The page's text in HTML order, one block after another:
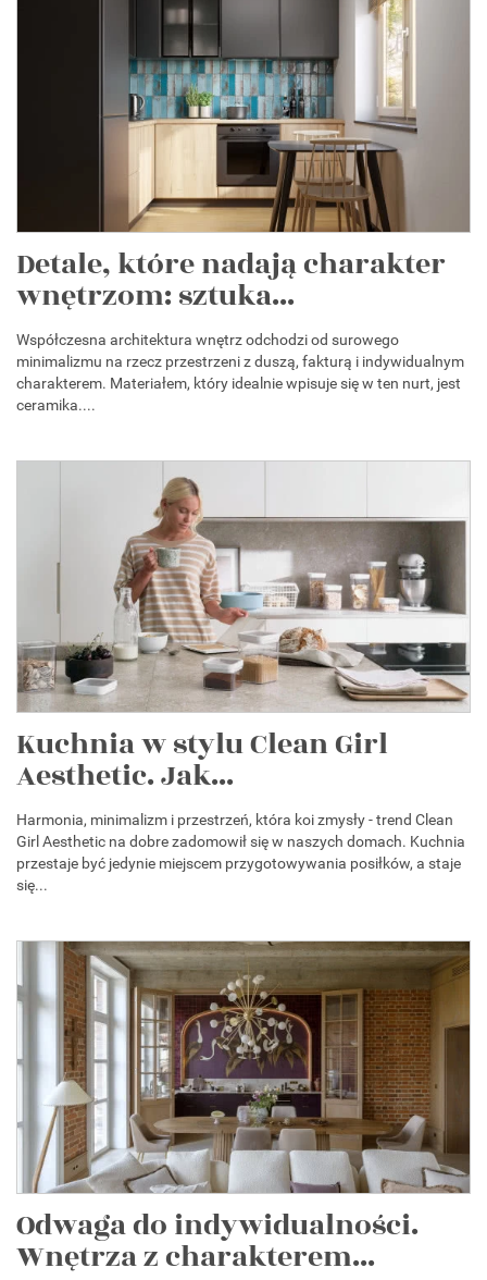
Detale, które nadają charakter
wnętrzom: sztuka...
Współczesna architektura wnętrz odchodzi od surowego
minimalizmu na rzecz przestrzeni z duszą, fakturą i indywidualnym
charakterem. Materiałem, który idealnie wpisuje się w ten nurt, jest
ceramika....
Kuchnia w stylu Clean Girl
Aesthetic. Jak...
Harmonia, minimalizm i przestrzeń, która koi zmysły - trend Clean
Girl Aesthetic na dobre zadomowił się w naszych domach. Kuchnia
przestaje być jedynie miejscem przygotowywania posiłków, a staje
się...
Odwaga do indywidualności.
Wnętrza z charakterem...